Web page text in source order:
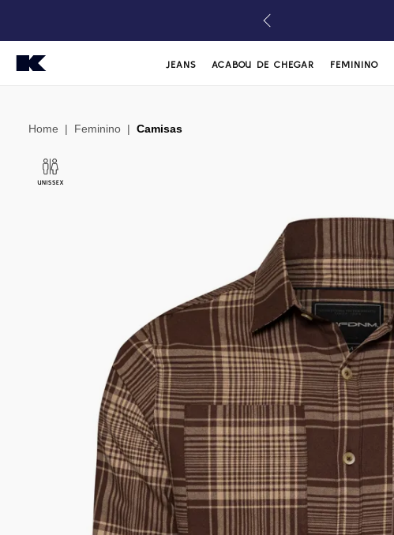
JEANS ACABOU DE CHEGAR FEMININO
Home | Feminino | Camisas